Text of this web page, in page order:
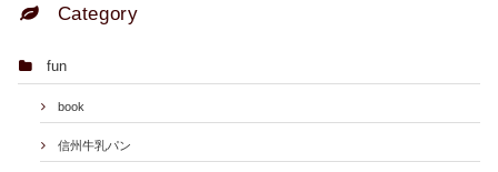
Category
fun
book
信州牛乳パン